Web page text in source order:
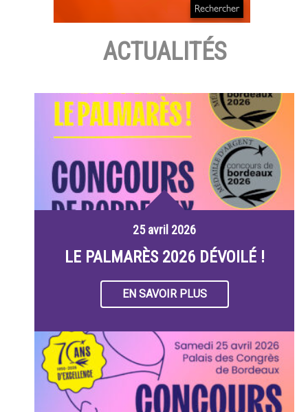
ACTUALITÉS
25 avril 2026
LE PALMARÈS 2026 DÉVOILÉ !
EN SAVOIR PLUS